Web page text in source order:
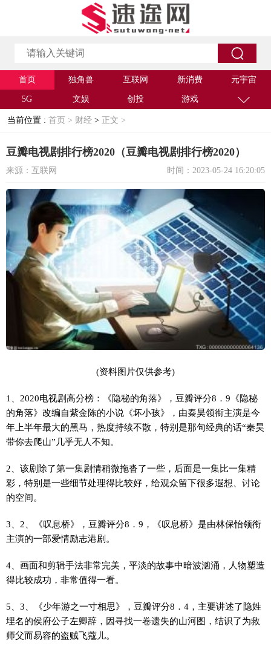
首页 独角兽 互联网 新消费 元宇宙
5G 文娱 创投 游戏
当前位置 : 首页 > 财经 > 正文 >
豆瓣电视剧排行榜2020（豆瓣电视剧排行榜2020）
来源：互联网 时间：2023-05-24 16:20:05
(资料图片仅供参考)
1、2020电视剧高分榜：《隐秘的角落》，豆瓣评分8．9《隐秘
的角落》改编自紫金陈的小说《坏小孩》，由秦昊领衔主演是今
年上半年最大的黑马，热度持续不散，特别是那句经典的话“秦昊
带你去爬山”几乎无人不知。
2、该剧除了第一集剧情稍微拖沓了一些，后面是一集比一集精
彩，特别是一些细节处理得比较好，给观众留下很多遐想、讨论
的空间。
3、2、《叹息桥》，豆瓣评分8．9，《叹息桥》是由林保怡领衔
主演的一部爱情励志港剧。
4、画面和剪辑手法非常完美，平淡的故事中暗波汹涌，人物塑造
得比较成功，非常值得一看。
5、3、《少年游之一寸相思》，豆瓣评分8．4，主要讲述了隐姓
埋名的侯府公子左卿辞，因寻找一卷遗失的山河图，结识了为救
师父而易容的盗贼飞蔻儿。